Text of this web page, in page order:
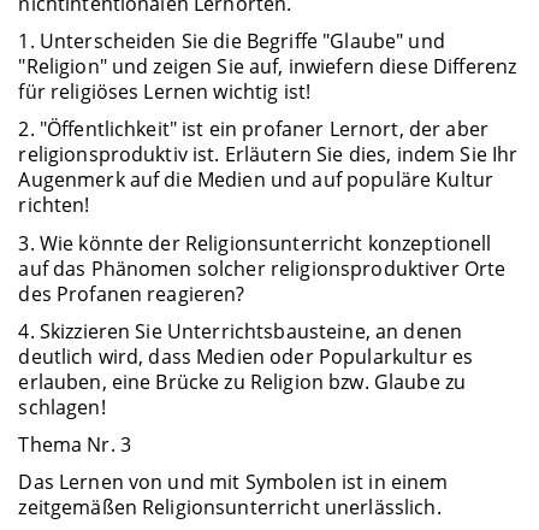
1. Unterscheiden Sie die Begriffe "Glaube" und
"Religion" und zeigen Sie auf, inwiefern diese Differenz
für religiöses Lernen wichtig ist!
2. "Öffentlichkeit" ist ein profaner Lernort, der aber
religionsproduktiv ist. Erläutern Sie dies, indem Sie Ihr
Augenmerk auf die Medien und auf populäre Kultur
richten!
3. Wie könnte der Religionsunterricht konzeptionell
auf das Phänomen solcher religionsproduktiver Orte
des Profanen reagieren?
4. Skizzieren Sie Unterrichtsbausteine, an denen
deutlich wird, dass Medien oder Popularkultur es
erlauben, eine Brücke zu Religion bzw. Glaube zu
schlagen!
Thema Nr. 3
Das Lernen von und mit Symbolen ist in einem
zeitgemäßen Religionsunterricht unerlässlich.